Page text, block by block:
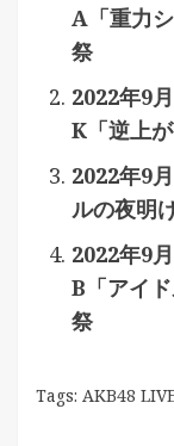
A「重力
祭
2022年9
K「逆上
2022年9
ルの夜明
2022年9
B「アイ
祭
Tags: AKB48